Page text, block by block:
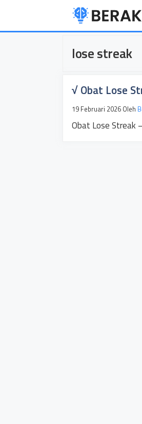
isi
lose streak
√ Obat Lose
19 Februari 2026 Oleh
Obat Lose Streak